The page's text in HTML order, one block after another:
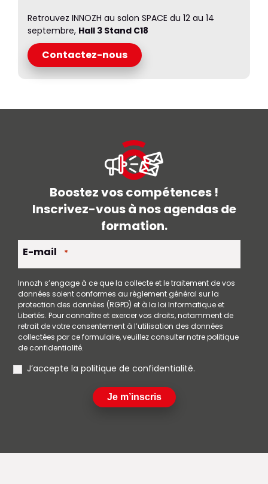
Retrouvez INNOZH au salon SPACE du 12 au 14
septembre, Hall 3 Stand C18
Contactez-nous
Boostez vos compétences !
Inscrivez-vous à nos agendas de
formation.
E-mail *
Innozh s’engage à ce que la collecte et le traitement de vos
données soient conformes au règlement général sur la
protection des données (RGPD) et à la loi Informatique et
Libertés. Pour connaître et exercer vos droits, notamment de
retrait de votre consentement à l’utilisation des données
collectées par ce formulaire, veuillez consulter notre politique
de confidentialité.
RGPDJ’accepte la politique de confidentialité.
Je m’inscris